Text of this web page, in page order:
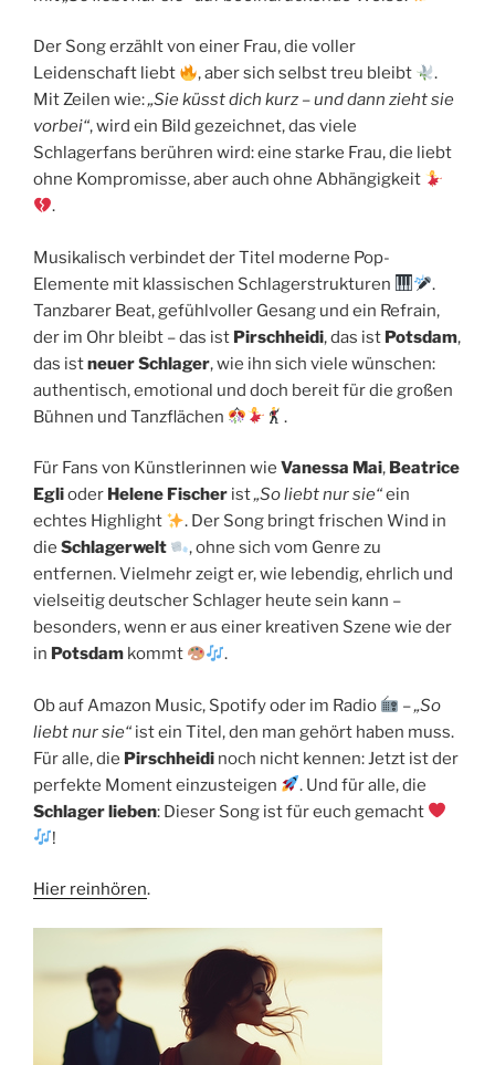
Der Song erzählt von einer Frau, die voller
Leidenschaft liebt
, aber sich selbst treu bleibt
.
Mit Zeilen wie:„Sie küsst dich kurz – und dann zieht sie
vorbei“, wird ein Bild gezeichnet, das viele
Schlagerfans berühren wird: eine starke Frau, die liebt
ohne Kompromisse, aber auch ohne Abhängigkeit
.
Musikalisch verbindet der Titel moderne Pop-
Elemente mit klassischen Schlagerstrukturen
.
Tanzbarer Beat, gefühlvoller Gesang und ein Refrain,
der im Ohr bleibt – das ist Pirschheidi, das ist Potsdam,
das istneuer Schlager, wie ihn sich viele wünschen:
authentisch, emotional und doch bereit für die großen
Bühnen und Tanzflächen
.
Für Fans von Künstlerinnen wie Vanessa Mai, Beatrice
Eglioder Helene Fischer ist„So liebt nur sie“ein
echtes Highlight
. Der Song bringt frischen Wind in
die Schlagerwelt
, ohne sich vom Genre zu
entfernen. Vielmehr zeigt er, wie lebendig, ehrlich und
vielseitig deutscher Schlager heute sein kann –
besonders, wenn er aus einer kreativen Szene wie der
in Potsdam kommt .
Ob auf Amazon Music, Spotify oder im Radio –„So
liebt nur sie“ ist ein Titel, den man gehört haben muss.
Für alle, die Pirschheidi noch nicht kennen: Jetzt ist der
perfekte Moment einzusteigen
. Und für alle, die
Schlager lieben: Dieser Song ist für euch gemacht
!
Hier reinhören.